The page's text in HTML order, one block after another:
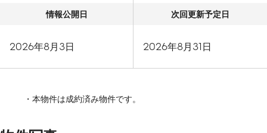
情報公開日
2026年8月3日
次回更新予定日
2026年8月31日
本物件は成約済み物件です。